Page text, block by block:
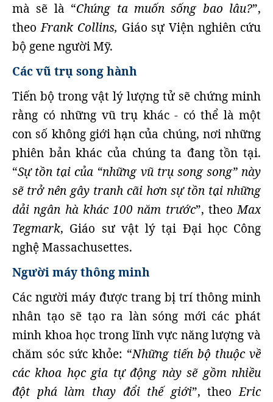
mà sẽ là “Chúng ta muốn sống bao lâu?”,
theoFrank Collins, Giáo sự Viện nghiên cứu
bộ gene người Mỹ.
Các vũ trụ song hành
Tiến bộ trong vật lý lượng tử sẽ chứng minh
rằng có những vũ trụ khác - có thể là một
con số không giới hạn của chúng, nơi những
phiên bản khác của chúng ta đang tồn tại.
“Sự tồn tại của “những vũ trụ song song” này
sẽ trở nên gây tranh cãi hơn sự tồn tại những
dải ngân hà khác 100 năm trước”, theoMax
Tegmark, Giáo sư vật lý tại Đại học Công
nghệ Massachusettes.
Người máy thông minh
Các người máy được trang bị trí thông minh
nhân tạo sẽ tạo ra làn sóng mới các phát
minh khoa học trong lĩnh vực năng lượng và
chăm sóc sức khỏe: “Những tiến bộ thuộc về
các khoa học gia tự động này sẽ gồm nhiều
đột phá làm thay đổi thế giới”, theoEric